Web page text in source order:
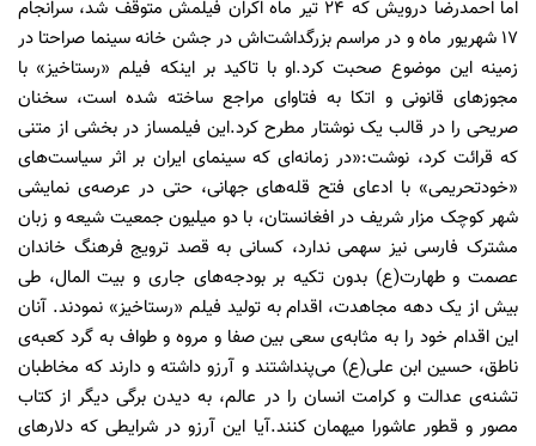
اما احمدرضا درویش که 24 تیر ماه اکران فیلمش متوقف شد، سرانجام
17 شهریور ماه و در مراسم بزرگداشت‌اش در جشن خانه سینما صراحتا در
زمینه این موضوع صحبت کرد.او با تاکید بر اینکه فیلم «رستاخیز» با
مجوزهای قانونی و اتکا به فتاوای مراجع ساخته شده است، سخنان
صریحی را در قالب یک نوشتار مطرح کرد.این فیلمساز در بخشی از متنی
که قرائت کرد، نوشت:«در زمانه‌ای که سینمای ایران بر اثر سیاست‌های
«خودتحریمی» با ادعای فتح قله‌های جهانی‌، حتی در عرصه‌ی نمایشی
شهر کوچک مزار شریف در افغانستان‌، با دو میلیون جمعیت شیعه و زبان
مشترک فارسی نیز سهمی ندارد‌، کسانی به قصد ترویج فرهنگ خاندان
عصمت و طهارت(ع) بدون تکیه بر بودجه‌های جاری و بیت المال‌، طی
بیش از یک دهه مجاهدت‌، اقدام به تولید فیلم «رستاخیز» نمودند. آنان
این اقدام خود را به مثابه‌ی سعی بین صفا و مروه و طواف به گرد کعبه‌ی
ناطق‌، حسین ابن علی(ع) می‌پنداشتند و آرزو داشته و دارند که مخاطبان
تشنه‌ی عدالت و کرامت انسان را در عالم،‌ به دیدن برگی دیگر از کتاب
مصور و قطور عاشورا میهمان کنند.آیا این آرزو در شرایطی که دلارهای